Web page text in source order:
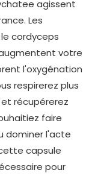
agissent
Les
cordyceps
votre
l'oxygénation
respirerez plus
récupérerez
faire
dominer l'acte
capsule
pour